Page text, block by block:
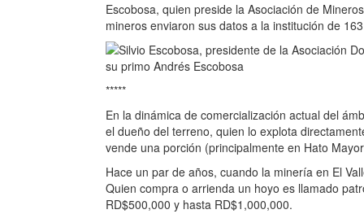
Escobosa, quien preside la Asociación de
mineros enviaron sus datos a la institución de
*****
En la dinámica de comercialización actual del
el dueño del terreno, quien lo explota
vende una porción (principalmente en Hato
Hace un par de años, cuando la minería en El
Quien compra o arrienda un hoyo es llamado
RD$500,000 y hasta RD$1,000,000.